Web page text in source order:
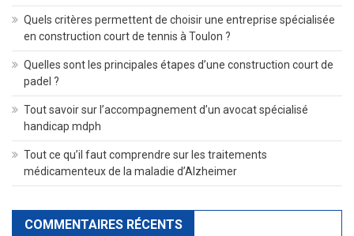
Quels critères permettent de choisir une entreprise spécialisée
en construction court de tennis à Toulon ?
Quelles sont les principales étapes d’une construction court de
padel ?
Tout savoir sur l’accompagnement d’un avocat spécialisé
handicap mdph
Tout ce qu’il faut comprendre sur les traitements
médicamenteux de la maladie d’Alzheimer
COMMENTAIRES RÉCENTS